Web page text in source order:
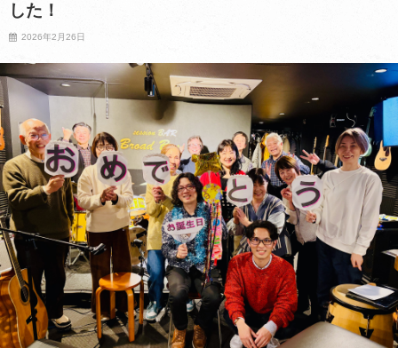
した！
2026年2月26日